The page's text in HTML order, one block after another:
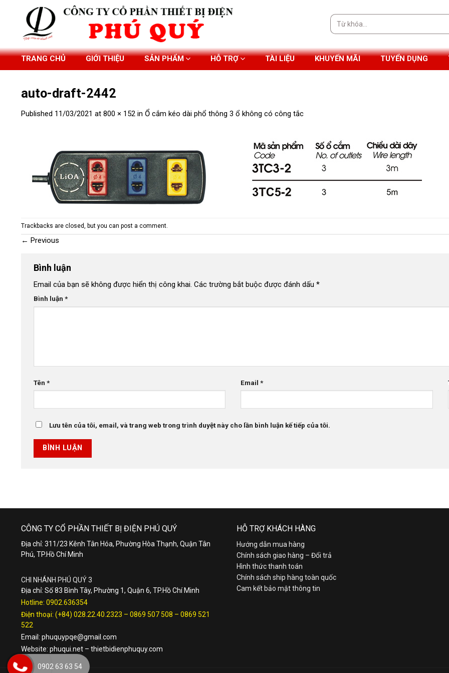
Tìm
kiếm:
TRANG CHỦ GIỚI THIỆU SẢN PHẨM HỖ TRỢ TÀI LIỆU KHUYẾN MÃI TUYỂN DỤNG
auto-draft-2442
Published 11/03/2021 at 800 × 152 in Ổ cắm kéo dài phổ thông 3 ổ không có công tắc
Trackbacks are closed, but you can post a comment
← Previous
Bình luận
Email của bạn sẽ không được hiển thị công khai. Các trường bắt buộc được đánh dấu *
Bình luận *
Tên * Email*
Lưu tên của tôi, email, và trang web trong trình duyệt này cho lần bình luận kế tiếp của tôi.
CÔNG TY CỔ PHẦN THIẾT BỊ ĐIỆN PHÚ QUÝ
Địa chỉ: 311/23 Kênh Tân Hóa, Phường Hòa Thạnh, Quận Tân
Phú, TP.Hồ Chí Minh
CHI NHÁNH PHÚ QUÝ 3
Địa chỉ: Số 83 Bình Tây, Phường 1, Quận 6, TP.Hồ Chí Minh
Hotline: 0902.636354
Điện thoại: (+84) 028.22.40.2323 – 0869 507 508 – 0869 521
522
Email: phuquypqe@gmail.com
Website: phuqui.net – thietbidienphuquy.com
HỖ TRỢ KHÁCH HÀNG
Hướng dẫn mua hàng
Chính sách giao hàng – Đổi trả
Hình thức thanh toán
Chính sách ship hàng toàn quốc
Cam kết bảo mật thông tin
0902 63 63 54